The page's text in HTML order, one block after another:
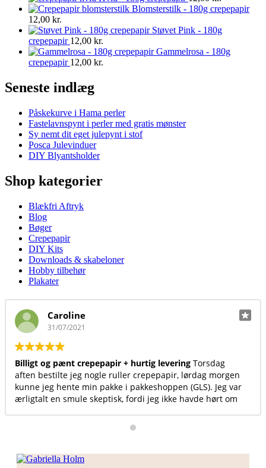
Blomsterstilk - 180g crepepapir
12,00 kr.
Støvet Pink - 180g
crepepapir 12,00 kr.
Gammelrosa - 180g
crepepapir 12,00 kr.
Seneste indlæg
Påskekurve i Hama perler
Fastelavnspynt i perler med gratis mønster
Sy nemt dit eget julepynt i stof
Posca Julevinduer
DIY Blyantsholder
Shop kategorier
Blækfri Aftryk
Blog
Bøger
Crepepapir
DIY Kits
Downloads & skabeloner
Hobby tilbehør
Plakater
Caroline
31/07/2021
Billigt og pænt crepepapir + hurtig leveringTorsdag
aften bestilte jeg nogle ruller crepepapir, lørdag morgen
kunne jeg hente min pakke i pakkeshoppen (GLS). Jeg var
ærligtalt en smule skeptisk, fordi jeg ikke havde hørt om
pænest crepepapir, så jeg satsede. Jeg vil helt klar
anbefale andre at bruge denne hjemmeside